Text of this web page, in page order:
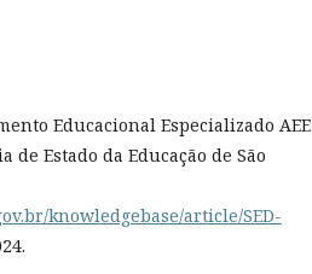
Educacional Especializado AEE
de Estado da Educação de São
knowledgebase/article/SED-